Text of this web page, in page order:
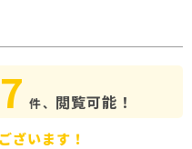
件、 閲覧可能！
ざいます！